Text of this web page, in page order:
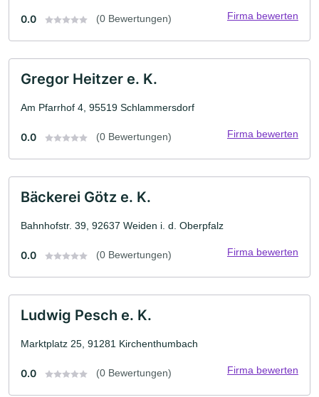
0.0 (0 Bewertungen) Firma bewerten
Gregor Heitzer e. K.
Am Pfarrhof 4, 95519 Schlammersdorf
0.0 (0 Bewertungen) Firma bewerten
Bäckerei Götz e. K.
Bahnhofstr. 39, 92637 Weiden i. d. Oberpfalz
0.0 (0 Bewertungen) Firma bewerten
Ludwig Pesch e. K.
Marktplatz 25, 91281 Kirchenthumbach
0.0 (0 Bewertungen) Firma bewerten